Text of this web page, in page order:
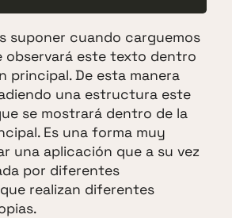
suponer cuando carguemos
observará este texto dentro
principal. De esta manera
una estructura este
se mostrará dentro de la
Es una forma muy
una aplicación que a su vez
por diferentes
realizan diferentes